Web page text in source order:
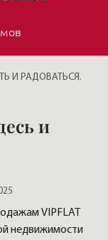
И РАДОВАТЬСЯ.
и
VIPFLAT
недвижимости